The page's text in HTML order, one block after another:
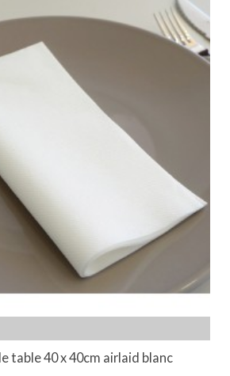
table 40 x 40cm airlaid blanc